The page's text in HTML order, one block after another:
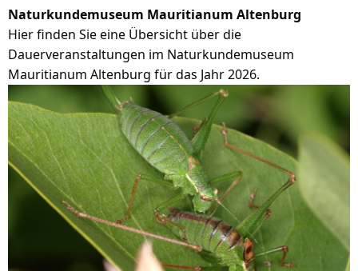
Naturkundemuseum Mauritianum Altenburg
Hier finden Sie eine Übersicht über die
Dauerveranstaltungen im Naturkundemuseum
Mauritianum Altenburg für das Jahr 2026.